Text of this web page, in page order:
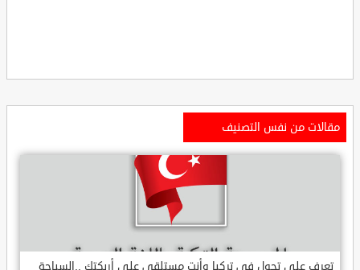
مقالات من نفس التصنيف
تعرف على تجول في تركيا وأنت مستلقي على أريكتك ..السياحة